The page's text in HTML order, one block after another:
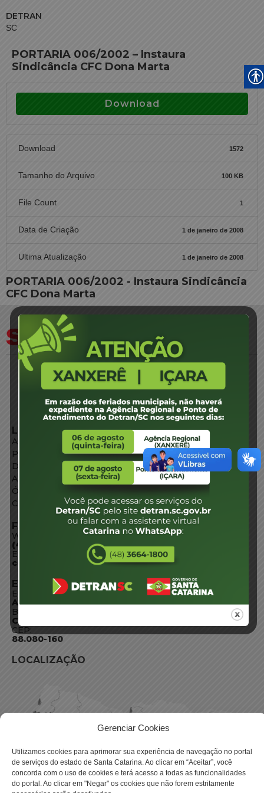
Gerenciar Cookies
Utilizamos cookies para aprimorar sua experiência de navegação no portal
de serviços do estado de Santa Catarina. Ao clicar em “Aceitar”, você
concorda com o uso de cookies e terá acesso a todas as funcionalidades
do portal. Ao clicar em "Negar" os cookies que não forem estritamente
DETRAN
SC
PORTARIA 006/2002 – Instaura
Sindicância CFC Dona Marta
Download
Download 1572
Tamanho do Arquivo 100 KB
File Count 1
Data de Criação 1 de janeiro de 2008
Ultima Atualização 1 de janeiro de 2008
PORTARIA 006/2002 - Instaura Sindicância
CFC Dona Marta
LINKS EXTERNOS
Agência de Notícias
Portal de Serviços
Diário Oficial
Acesso à Informação
Órgãos do Governo
Conheça SC
FALE CONOSCO
WhatsApp:
(48) 3664-1800
E-mail:
centraldeinformacoes@detran.sc.gov.br
ENDEREÇO
Endereço:
Av. Almirante Tamandaré - 480
Bairro:
Coqueiros, Florianópolis SC
CEP:
88.080-160
LOCALIZAÇÃO